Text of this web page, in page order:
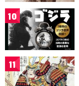
10
11